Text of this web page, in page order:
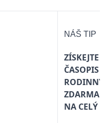
NÁŠ TIP
ZÍSKEJTE
ČASOPIS
ZDARMA
NA CELÝ